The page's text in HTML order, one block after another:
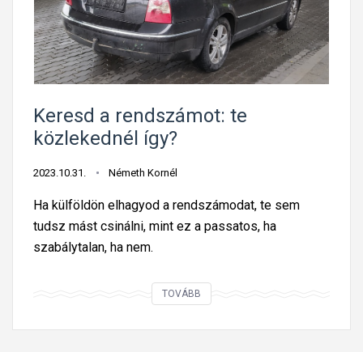
Keresd a rendszámot: te
közlekednél így?
2023.10.31. Németh Kornél
Ha külföldön elhagyod a rendszámodat, te sem
tudsz mást csinálni, mint ez a passatos, ha
szabálytalan, ha nem.
TOVÁBB
r